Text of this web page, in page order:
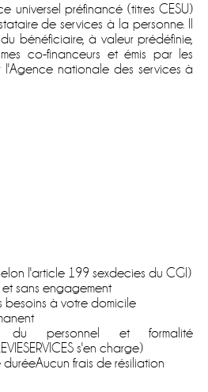
universel préfinancé (titres CESU)
de services à la personne. Il
bénéficiaire, à valeur prédéfinie,
co-financeurs et émis par les
l'Agence nationale des services à
l'article 199 sexdecies du CGI)
et sans engagement
besoins à votre domicile
du personnel et formalité
s'en charge)
frais de résiliation